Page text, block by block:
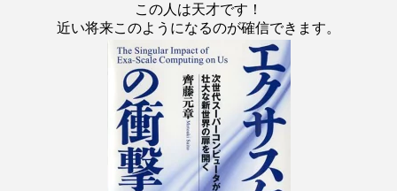
この人は天才です！
近い将来このようになるのが確信できます。